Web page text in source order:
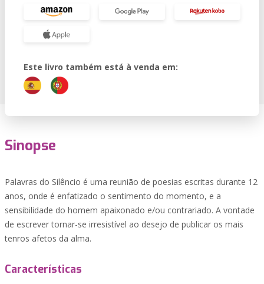
Este livro também está à venda em:
Sinopse
Palavras do Silêncio é uma reunião de poesias escritas durante 12
anos, onde é enfatizado o sentimento do momento, e a
sensibilidade do homem apaixonado e/ou contrariado. A vontade
de escrever tornar-se irresistível ao desejo de publicar os mais
tenros afetos da alma.
Características